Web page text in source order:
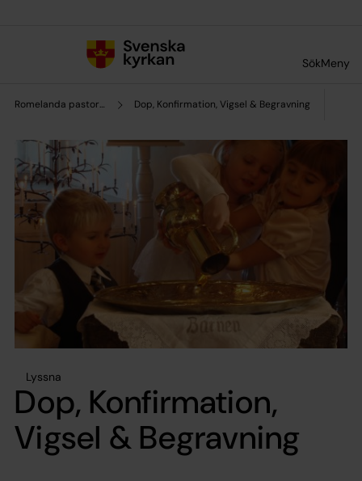
SökMeny
Romelanda pastorat Dop, Konfirmation, Vigsel & Begravning
Lyssna
Dop, Konfirmation,
Vigsel & Begravning